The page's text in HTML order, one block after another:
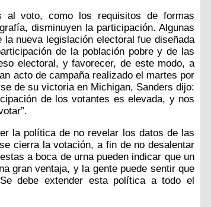
al voto, como los requisitos de formas
disminuyen la participación. Algunas
nueva legislación electoral fue diseñada
de la población pobre y de las
electoral, y favorecer, de este modo, a
acto de campaña realizado el martes por
de su victoria en Michigan, Sanders dijo:
de los votantes es elevada, y nos
la política de no revelar los datos de las
cierra la votación, a fin de no desalentar
a boca de urna pueden indicar que un
gran ventaja, y la gente puede sentir que
debe extender esta política a todo el